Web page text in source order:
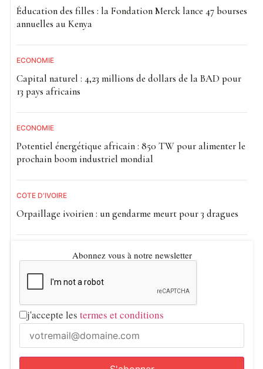
Éducation des filles : la Fondation Merck lance 47 bourses
annuelles au Kenya
ECONOMIE
Capital naturel : 4,23 millions de dollars de la BAD pour
13 pays africains
ECONOMIE
Potentiel énergétique africain : 850 TW pour alimenter le
prochain boom industriel mondial
CÔTE D'IVOIRE
Orpaillage ivoirien : un gendarme meurt pour 3 dragues
Abonnez vous à notre newsletter
j'accepte les termes et conditions